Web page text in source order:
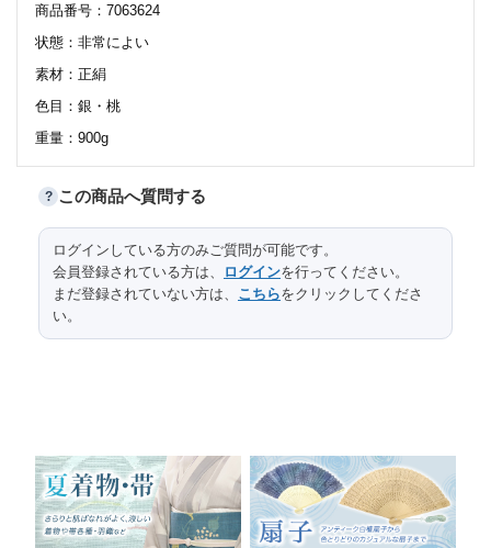
商品番号：7063624
状態：非常によい
素材：正絹
色目：銀・桃
重量：900g
サイズ（cm）
太鼓部分長さ 112
太鼓部分幅 30.5
? この商品へ質問する
ログインしている方のみご質問が可能です。
会員登録されている方は、
ログインを行ってください。
まだ登録されていない方は、 こちらをクリックしてくださ
い。